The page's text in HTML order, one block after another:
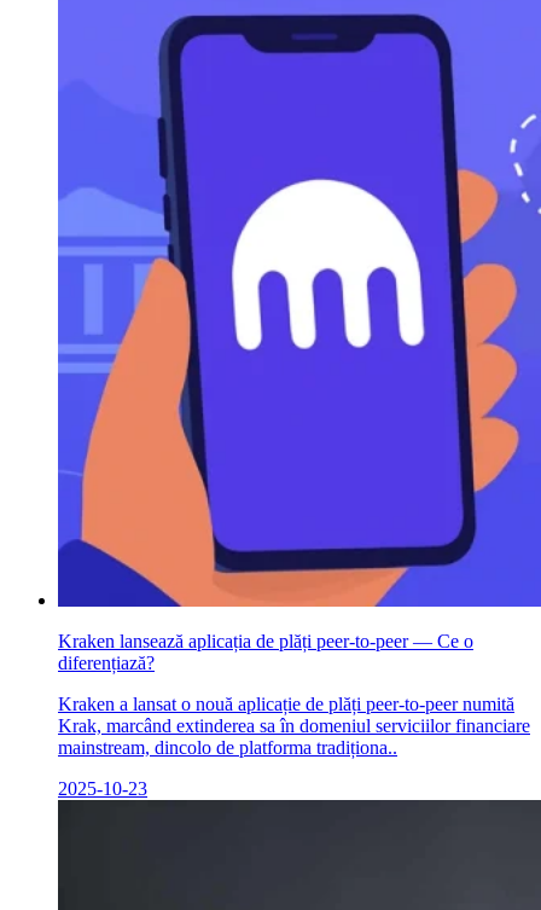
Kraken lansează aplicația de plăți peer-to-peer — Ce o
diferențiază?
Kraken a lansat o nouă aplicație de plăți peer-to-peer numită
Krak, marcând extinderea sa în domeniul serviciilor financiare
mainstream, dincolo de platforma tradiționa..
2025-10-23